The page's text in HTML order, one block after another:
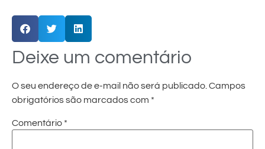
Deixe um comentário
O seu endereço de e-mail não será publicado. Campos
obrigatórios são marcados com *
Comentário *